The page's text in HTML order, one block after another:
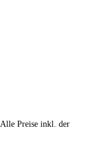
Alle Preise inkl. der